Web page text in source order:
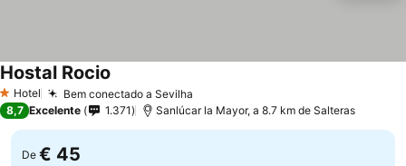
1 Estrelas
Hotel Bem conectado a Sevilha
Hostal Rocio
8,7 Excelente 1.371 Sanlúcar la Mayor, a 8.7 km de Salteras
De € 45